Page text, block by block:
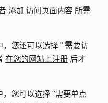
添加 访问页面内容 所需
，您还可以选择 " 需要访
在您的网站上注册 后才
，您可以选择 "需要单点